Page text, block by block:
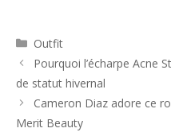
Catégories
Outfit
Navigation
des
Pourquoi l’écharpe Acne
de statut hivernal
Cameron Diaz adore ce
Merit Beauty